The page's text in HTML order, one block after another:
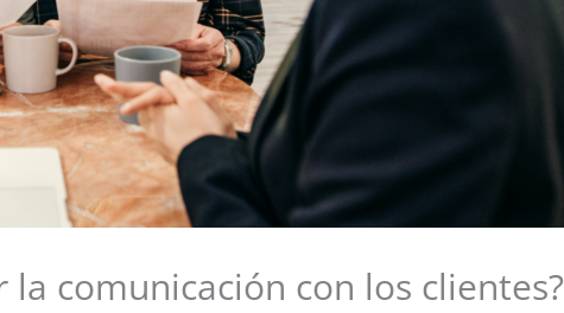
comunicación con los clientes?